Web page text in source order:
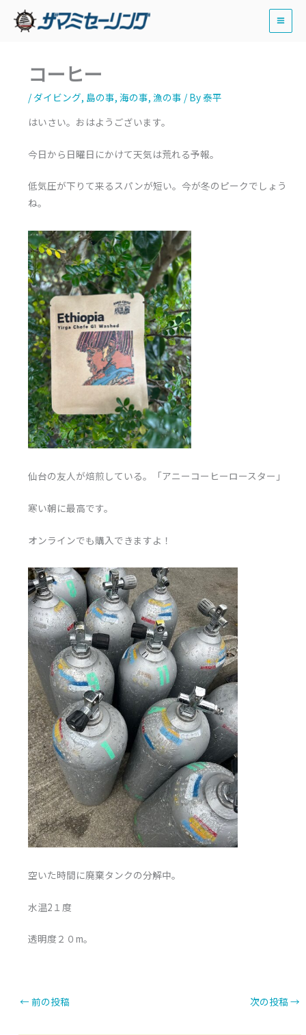
コーヒー
/ ダイビング, 島の事,海の事,漁の事 / By泰平
はいさい。おはようございます。
今日から日曜日にかけて天気は荒れる予報。
低気圧が下りて来るスパンが短い。今が冬のピークでしょう
ね。
仙台の友人が焙煎している。「アニーコーヒーロースター」
寒い朝に最高です。
オンラインでも購入できますよ！
空いた時間に廃棄タンクの分解中。
水温2１度
透明度２０m。
←前の投稿 次の投稿 →